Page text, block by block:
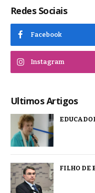
Redes Sociais
Facebook
Instagram
Ultimos Artigos
FILHO DE